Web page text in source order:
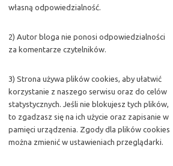
własną odpowiedzialność.
2) Autor bloga nie ponosi odpowiedzialności
za komentarze czytelników.
3) Strona używa plików cookies, aby ułatwić
korzystanie z naszego serwisu oraz do celów
statystycznych. Jeśli nie blokujesz tych plików,
to zgadzasz się na ich użycie oraz zapisanie w
pamięci urządzenia. Zgody dla plików cookies
można zmienić w ustawieniach przeglądarki.